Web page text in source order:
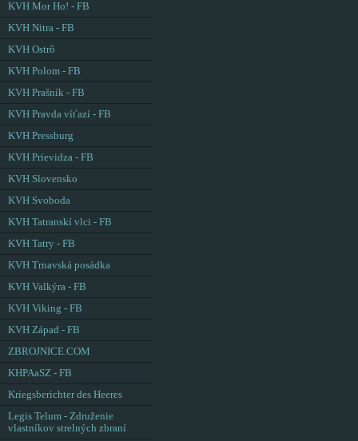
KVH Mor Ho! - FB
KVH Nitra - FB
KVH Ostrô
KVH Polom - FB
KVH Prašník - FB
KVH Pravda víťazí - FB
KVH Pressburg
KVH Prievidza - FB
KVH Slovensko
KVH Svoboda
KVH Tatranskí vlci - FB
KVH Tatry - FB
KVH Trnavská posádka
KVH Valkýra - FB
KVH Viking - FB
KVH Západ - FB
ZBROJNICE.COM
KHPAaSZ - FB
Kriegsberichter des Heeres
Legis Telum - Združenie
vlastníkov strelných zbraní